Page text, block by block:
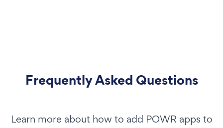
Frequently Asked Questions
Learn more about how to add POWR apps to